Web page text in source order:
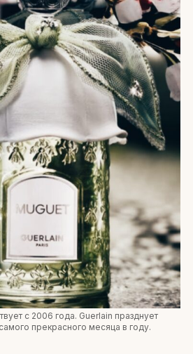
с 2006 года. Guerlain празднует
прекрасного месяца в году.